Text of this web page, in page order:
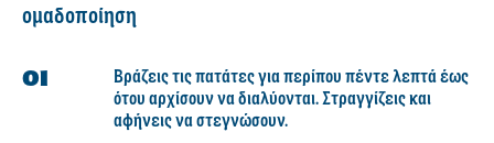
ομαδοποίηση
Βράζεις τις πατάτες για περίπου πέντε λεπτά έως
ότου αρχίσουν να διαλύονται. Στραγγίζεις και
αφήνεις να στεγνώσουν.